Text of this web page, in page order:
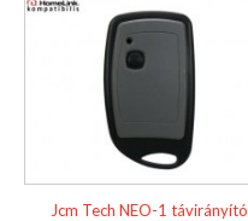
Jcm Tech NEO-1 távirányító